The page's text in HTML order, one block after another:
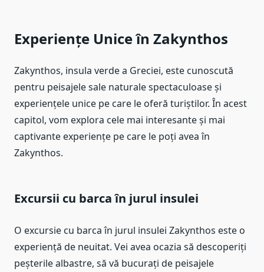
Experiențe Unice în Zakynthos
Zakynthos, insula verde a Greciei, este cunoscută
pentru peisajele sale naturale spectaculoase și
experiențele unice pe care le oferă turiștilor. În acest
capitol, vom explora cele mai interesante și mai
captivante experiențe pe care le poți avea în
Zakynthos.
Excursii cu barca în jurul insulei
O excursie cu barca în jurul insulei Zakynthos este o
experiență de neuitat. Vei avea ocazia să descoperiți
peșterile albastre, să vă bucurați de peisajele